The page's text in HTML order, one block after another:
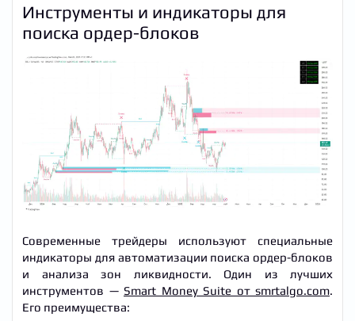
Инструменты и индикаторы для
поиска ордер-блоков
Современные трейдеры используют специальные
индикаторы для автоматизации поиска ордер-блоков
и анализа зон ликвидности. Один из лучших
инструментов — Smart Money Suite от smrtalgo.com.
Его преимущества: